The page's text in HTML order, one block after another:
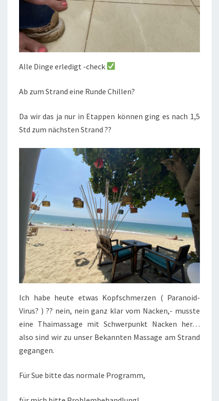
Alle Dinge erledigt -check
Ab zum Strand eine Runde Chillen?
Da wir das ja nur in Etappen können ging es nach 1,5
Std zum nächsten Strand ??
Ich habe heute etwas Kopfschmerzen ( Paranoid-
Virus? ) ?? nein, nein ganz klar vom Nacken,- musste
eine Thaimassage mit Schwerpunkt Nacken her…
also sind wir zu unser Bekannten Massage am Strand
gegangen.
Für Sue bitte das normale Programm,